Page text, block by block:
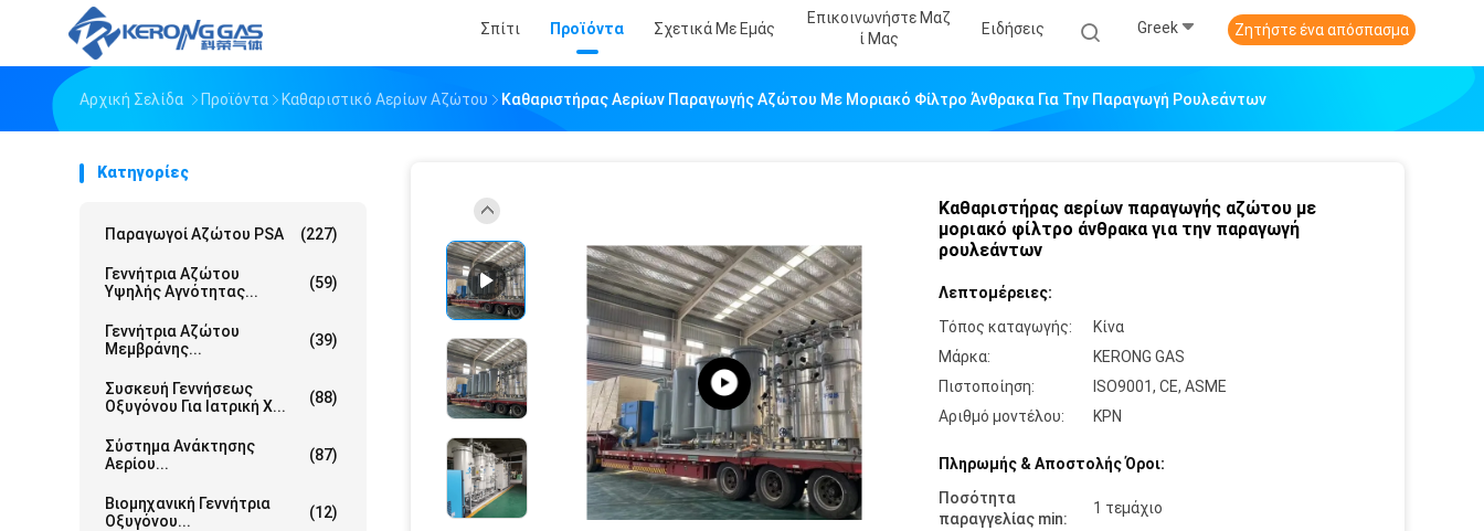
Σπίτι Προϊόντα Σχετικά Με Εμάς
Επικοινωνήστε Μαζ
Ί Μας
Ειδήσεις Greek Ζητήστε ένα απόσπασμα
Αρχική Σελίδα Προϊόντα Καθαριστικό Αερίων Αζώτου Καθαριστήρας Αερίων Παραγωγής Αζώτου Με Μοριακό Φίλτρο Άνθρακα Για Την Παραγωγή Ρουλεάντων
Κατηγορίες
Παραγωγοί Αζώτου PSA (227)
Γεννήτρια Αζώτου
Υψηλής Αγνότητας...
(59)
Γεννήτρια Αζώτου
Μεμβράνης...
(39)
Συσκευή Γεννήσεως
Οξυγόνου Για Ιατρική Χ...
(88)
Σύστημα Ανάκτησης
Αερίου...
(87)
Βιομηχανική Γεννήτρια
Οξυγόνου...
(12)
Καθαριστήρας αερίων παραγωγής αζώτου με
μοριακό φίλτρο άνθρακα για την παραγωγή
ρουλεάντων
Λεπτομέρειες:
Τόπος καταγωγής:
Κίνα
Μάρκα:
KERONG GAS
Πιστοποίηση:
ISO9001, CE, ASME
Αριθμό μοντέλου:
ΚΡΝ
Πληρωμής & Αποστολής Όροι:
Ποσότητα
παραγγελίας min:
1 τεμάχιο